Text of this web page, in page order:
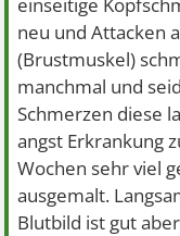
neu und Attacken
(Brustmuskel)
manchmal und
Schmerzen diese
angst Erkrankung
Wochen sehr viel
ausgemalt.
Blutbild ist gut